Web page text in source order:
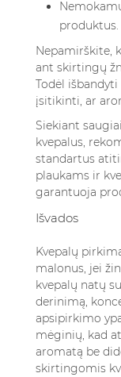
produktus.
Nepamirškite,
ant skirtingų
Todėl
įsitikinti, ar
Siekiant
kvepalus,
standartus
plaukams ir
garantuoja
Išvados
Kvepalų
malonus, jei
kvepalų natų
derinimą,
apsipirkimo
mėginių, kad
aromatą be
skirtingomis